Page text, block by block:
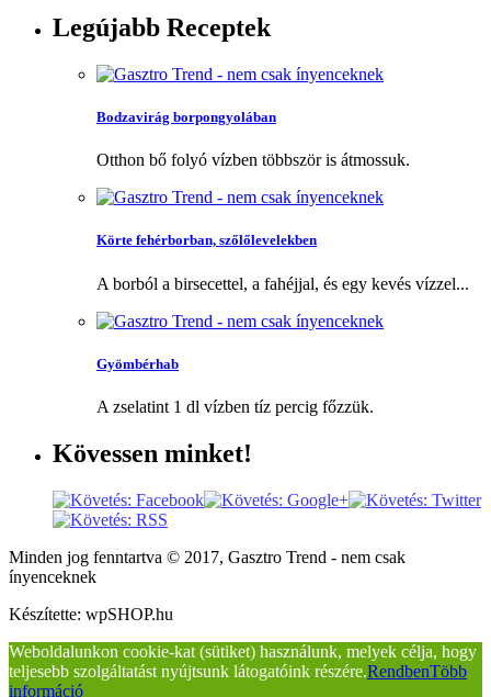
Legújabb Receptek
Bodzavirág borpongyolában
Otthon bő folyó vízben többször is átmossuk.
Körte fehérborban, szőlőlevelekben
A borból a birsecettel, a fahéjjal, és egy kevés vízzel...
Gyömbérhab
A zselatint 1 dl vízben tíz percig főzzük.
Kövessen minket!
Minden jog fenntartva © 2017, Gasztro Trend - nem csak
ínyenceknek
Készítette: wpSHOP.hu
Weboldalunkon cookie-kat (sütiket) használunk, melyek célja, hogy
teljesebb szolgáltatást nyújtsunk látogatóink részére.RendbenTöbb
információ